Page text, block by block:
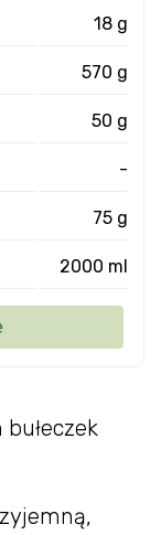
18 g
570 g
50 g
-
75 g
2000 ml